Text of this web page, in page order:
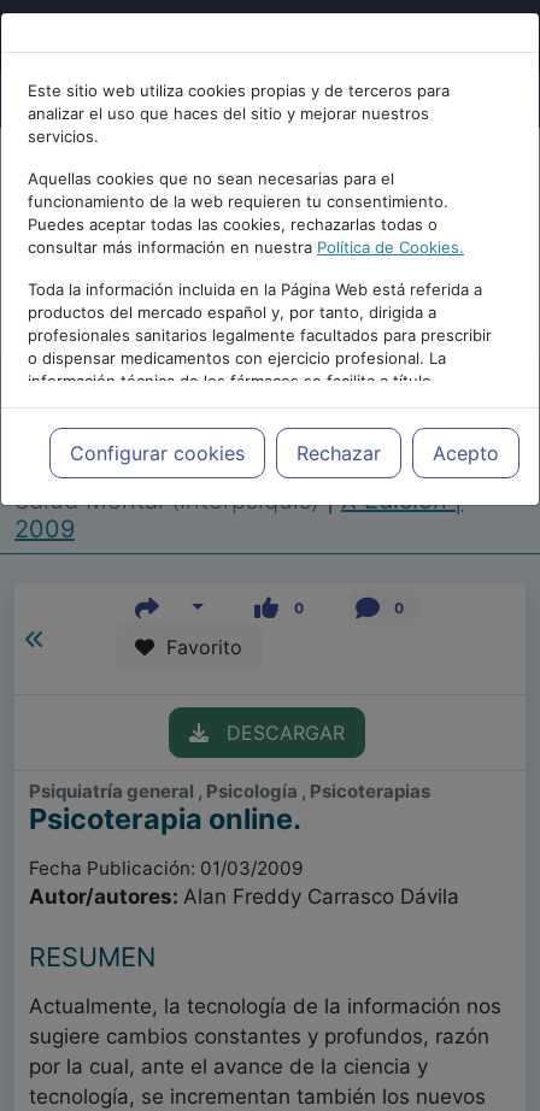
Este sitio web utiliza cookies propias y de terceros para
analizar el uso que haces del sitio y mejorar nuestros
servicios.
Aquellas cookies que no sean necesarias para el
funcionamiento de la web requieren tu consentimiento.
Puedes aceptar todas las cookies, rechazarlas todas o
consultar más información en nuestra Política de Cookies.
Toda la información incluida en la Página Web está referida a
productos del mercado español y, por tanto, dirigida a
profesionales sanitarios legalmente facultados para prescribir
o dispensar medicamentos con ejercicio profesional. La
información técnica de los fármacos se facilita a título
meramente informativo, siendo responsabilidad de los
profesionales facultados prescribir medicamentos y decidir, en
cada caso concreto, el tratamiento más adecuado a las
necesidades del paciente.
Configurar cookies Rechazar Acepto
Repositorio de Artículos |Congreso Virtual
Internacional de Psiquiatría, Psicología y
Salud Mental (Interpsiquis)|X Edición |
2009
0 0
Favorito
DESCARGAR
Psiquiatría general , Psicología , Psicoterapias
Psicoterapia online.
Fecha Publicación: 01/03/2009
Autor/autores: Alan Freddy Carrasco Dávila
RESUMEN
Actualmente, la tecnología de la información nos
sugiere cambios constantes y profundos, razón
por la cual, ante el avance de la ciencia y
tecnología, se incrementan también los nuevos